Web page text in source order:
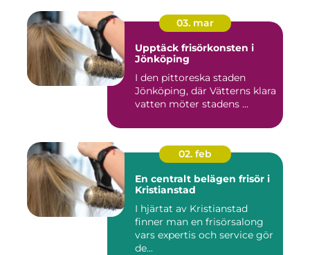
03. mar
Upptäck frisörkonsten i
Jönköping
I den pittoreska staden
Jönköping, där Vätterns klara
vatten möter stadens ...
02. feb
En centralt belägen frisör i
Kristianstad
I hjärtat av Kristianstad
finner man en frisörsalong
vars expertis och service gör
de...